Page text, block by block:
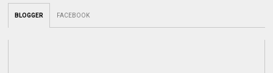
BLOGGER FACEBOOK